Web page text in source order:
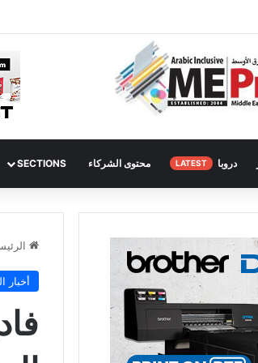
دروبا LATEST محتوى الشركاء SECTIONS
أخبار